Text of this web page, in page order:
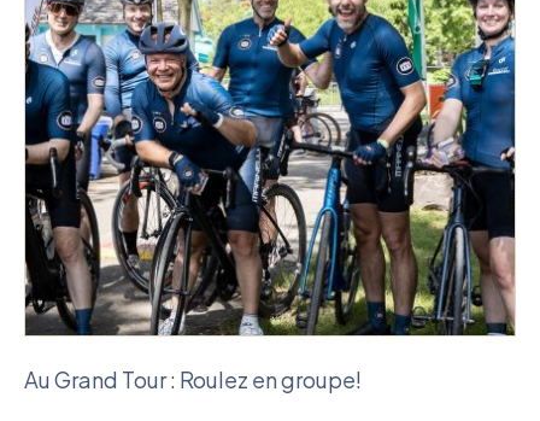
Au Grand Tour : Roulez en groupe!